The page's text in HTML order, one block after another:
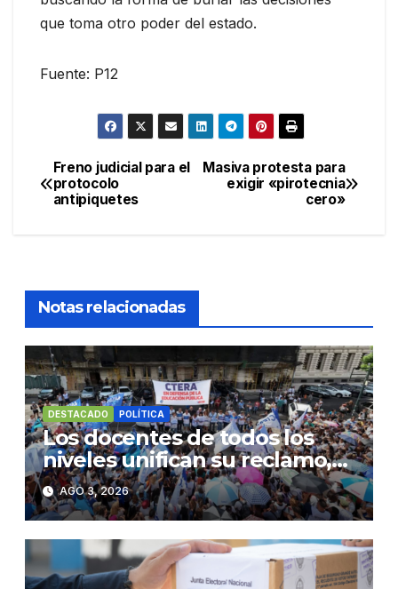
que toma otro poder del estado.
Fuente: P12
Navegación
de
Masiva protesta para
exigir «pirotecnia
cero»
Freno judicial para el
protocolo
antipiquetes
Notas relacionadas
DESTACADO POLÍTICA
Los docentes de todos los
niveles unifican su reclamo,
paran y se movilizan
AGO 3, 2026